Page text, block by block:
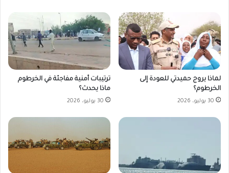
لماذا يروج حميدتي للعودة إلى
الخرطوم؟
30 يوليو، 2026
ترتيبات أمنية مفاجئة في الخرطوم
ماذا يحدث؟
30 يوليو، 2026